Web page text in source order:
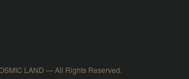
LAND — All Rights Reserved.